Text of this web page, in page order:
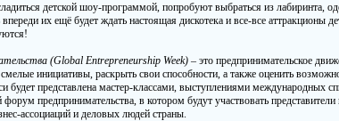
детской шоу-программой, попробуют выбраться из лабиринта,
впереди их ещё будет ждать настоящая дискотека и все-все
(Global Entrepreneurship Week) – это предпринимательское
инициативы, раскрыть свои способности, а также оценить
будет представлена мастер-классами, выступлениями
предпринимательства, в котором будут участвовать
ассоциаций и деловых людей страны.